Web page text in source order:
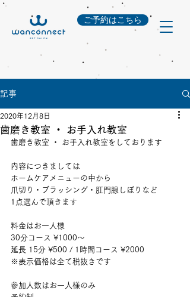
ご予約はこちら
記事
歯磨き教室 ・ お手入れ教室
2020年12月8日
歯磨き教室 ・ お手入れ教室をしております
内容につきましては
ホームケアメニューの中から
爪切り・ブラッシング・肛門腺しぼりなど
1点選んで頂きます
料金はお一人様
30分コース ¥1000〜
延長 15分 ¥500 / 1時間コース ¥2000
※表示価格は全て税抜きです
参加人数はお一人様のみ